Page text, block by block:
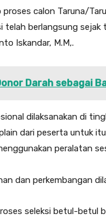
calon Taruna/
telah berlangsung
Iskandar, M.M,.
Darah sebagai
dilaksanakan di
dari peserta untuk
peralatan
dan perkembangan
seleksi betul-betul